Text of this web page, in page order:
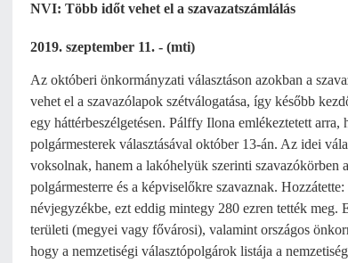
NVI: Több időt vehet el a szavazatszámlálás
2019. szeptember 11. - (mti)
Az októberi önkormányzati választáson azokban a
vehet el a szavazólapok szétválogatása, így később
egy háttérbeszélgetésen. Pálffy Ilona emlékeztetett
polgármesterek választásával október 13-án. Az idei
voksolnak, hanem a lakóhelyük szerinti szavazókörben
polgármesterre és a képviselőkre szavaznak.
névjegyzékbe, ezt eddig mintegy 280 ezren tették meg.
területi (megyei vagy fővárosi), valamint országos
hogy a nemzetiségi választópolgárok listája a